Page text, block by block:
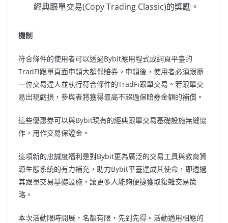
經典跟單交易(Copy Trading Classic)的獎勵。
機制
符合條件的使用者可以透過Bybit應用程式或網頁平臺的
TradFi跟單頁面申領大額保賠券。申領後，使用者必須跟隨
一位交易達人並執行符合條件的TradFi跟單交易。若跟單交
易出現虧損，參與者將獲得最高不超過保賠券金額的補償。
這些優惠券可以與Bybit現有的經典跟單交易基礎設施無縫協
作，用作交易保證金。
這項新的忠誠度福利是對Bybit更為廣泛的交易工具與教育資
源生態系統的有力補充，助力Bybit平臺達成其使命，即透過
其跟單交易基礎設施，讓更多人能夠便捷獲取復雜交易策
略。
本次活動限時開展，名額有限，先到先得。活動適用相應的